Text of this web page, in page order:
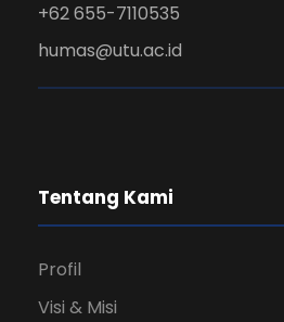
+62 655-7110535
humas@utu.ac.id
Tentang Kami
Profil
Visi & Misi